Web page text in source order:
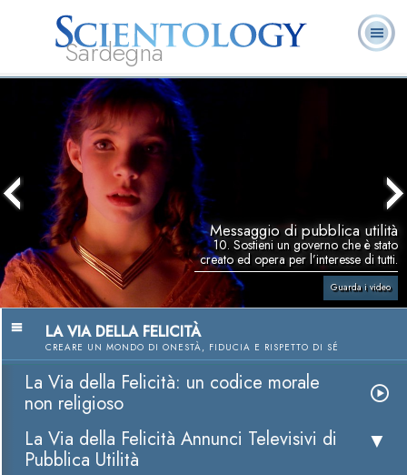
Sardegna
L. Ron Hubbard:
Fondatore
Che cos’è
Scientology?
Messaggio di pubblica utilità
10. Sostieni un governo che è stato
creato ed opera per l’interesse di tutti.
Guarda i video
LA VIA DELLA FELICITÀ
CREARE UN MONDO DI ONESTÀ, FIDUCIA E RISPETTO DI SÉ
La Via della Felicità: un codice morale
non religioso
La Via della Felicità Annunci Televisivi di
Pubblica Utilità